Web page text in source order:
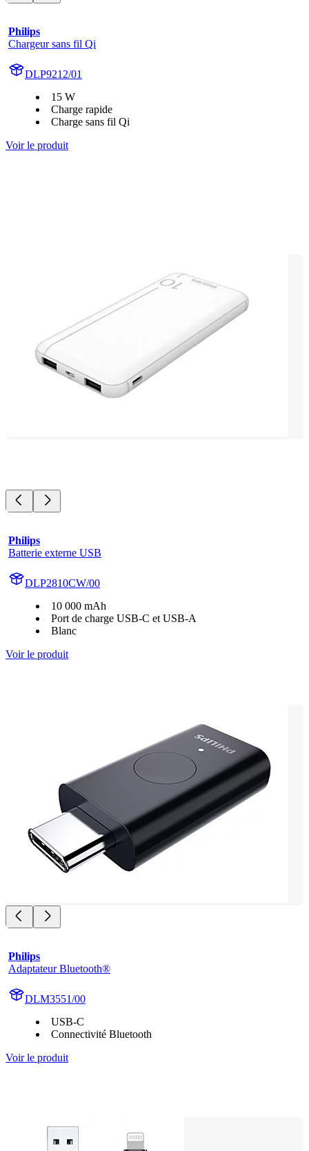
Philips
Chargeur sans fil Qi
DLP9212/01
15 W
Charge rapide
Charge sans fil Qi
Voir le produit
Philips
Batterie externe USB
DLP2810CW/00
10 000 mAh
Port de charge USB-C et USB-A
Blanc
Voir le produit
Philips
Adaptateur Bluetooth®
DLM3551/00
USB-C
Connectivité Bluetooth
Voir le produit